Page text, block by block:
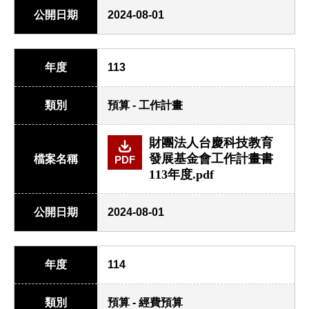
公開日期 2024-08-01
年度 113
類別 預算 - 工作計畫
檔案名稱 PDF
財團法人台慶科技教育
發展基金會工作計畫書
113年度.pdf
公開日期 2024-08-01
年度 114
類別 預算 - 經費預算